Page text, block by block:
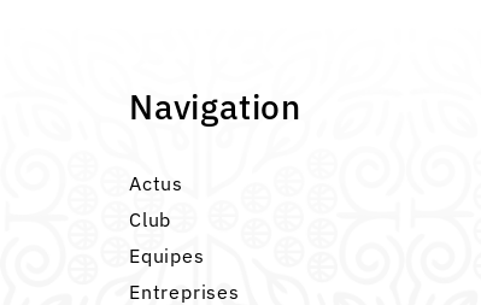
Navigation
Actus
Club
Equipes
Entreprises